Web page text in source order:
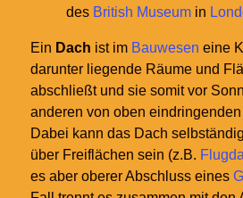
des British Museum in
Ein Dach ist im Bauwesen eine
darunter liegende Räume und
abschließt und sie somit vor
anderen von oben
Dabei kann das Dach
über Freiflächen sein (z.B.
es aber oberer Abschluss eines